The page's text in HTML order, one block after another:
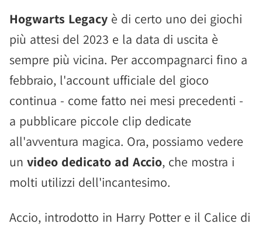
Hogwarts Legacy è di certo uno dei giochi
più attesi del 2023 e la data di uscita è
sempre più vicina. Per accompagnarci fino a
febbraio, l'account ufficiale del gioco
continua - come fatto nei mesi precedenti -
a pubblicare piccole clip dedicate
all'avventura magica. Ora, possiamo vedere
un video dedicato ad Accio, che mostra i
molti utilizzi dell'incantesimo.
Accio, introdotto in Harry Potter e il Calice di